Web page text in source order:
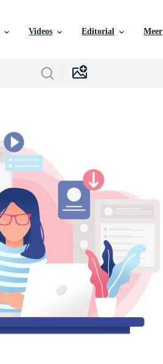
Videos Editorial Meer